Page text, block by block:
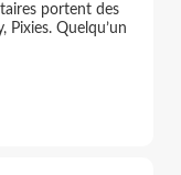
portent des
Quelqu’un